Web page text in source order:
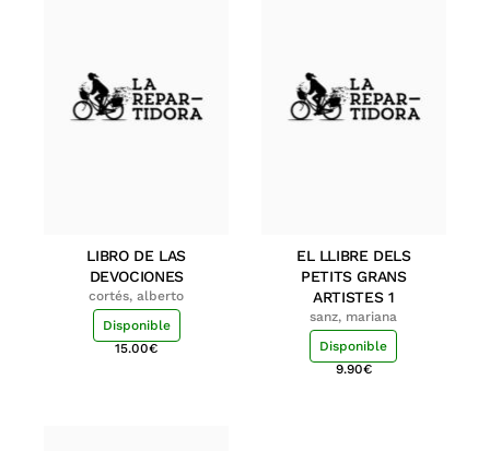
LIBRO DE LAS
DEVOCIONES
cortés, alberto
Disponible
15.00€
EL LLIBRE DELS
PETITS GRANS
ARTISTES 1
sanz, mariana
Disponible
9.90€